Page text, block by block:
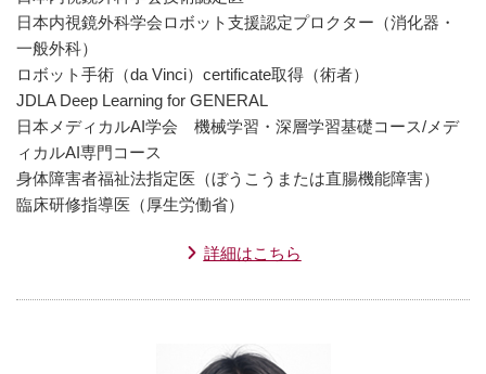
日本内視鏡外科学会ロボット支援認定プロクター（消化器・
一般外科）
ロボット手術（da Vinci）certificate取得（術者）
JDLA Deep Learning for GENERAL
日本メディカルAI学会 機械学習・深層学習基礎コース/メデ
ィカルAI専門コース
身体障害者福祉法指定医（ぼうこうまたは直腸機能障害）
臨床研修指導医（厚生労働省）
詳細はこちら